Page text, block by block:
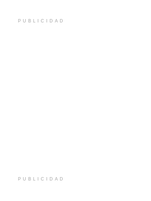
PUBLICIDAD
PUBLICIDAD